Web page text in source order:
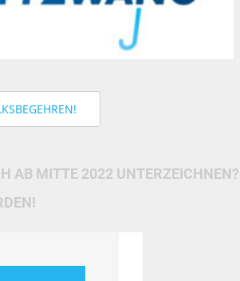
AB MITTE 2022 UNTERZEICHNEN?